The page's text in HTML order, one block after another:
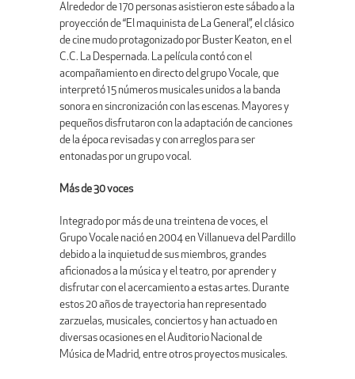
Alrededor de 170 personas asistieron este sábado a la
proyección de “El maquinista de La General”, el clásico
de cine mudo protagonizado por Buster Keaton, en el
C.C. La Despernada. La película contó con el
acompañamiento en directo del grupo Vocale, que
interpretó 15 números musicales unidos a la banda
sonora en sincronización con las escenas. Mayores y
pequeños disfrutaron con la adaptación de canciones
de la época revisadas y con arreglos para ser
entonadas por un grupo vocal.
Más de 30 voces
Integrado por más de una treintena de voces, el
Grupo Vocale nació en 2004 en Villanueva del Pardillo
debido a la inquietud de sus miembros, grandes
aficionados a la música y el teatro, por aprender y
disfrutar con el acercamiento a estas artes. Durante
estos 20 años de trayectoria han representado
zarzuelas, musicales, conciertos y han actuado en
diversas ocasiones en el Auditorio Nacional de
Música de Madrid, entre otros proyectos musicales.